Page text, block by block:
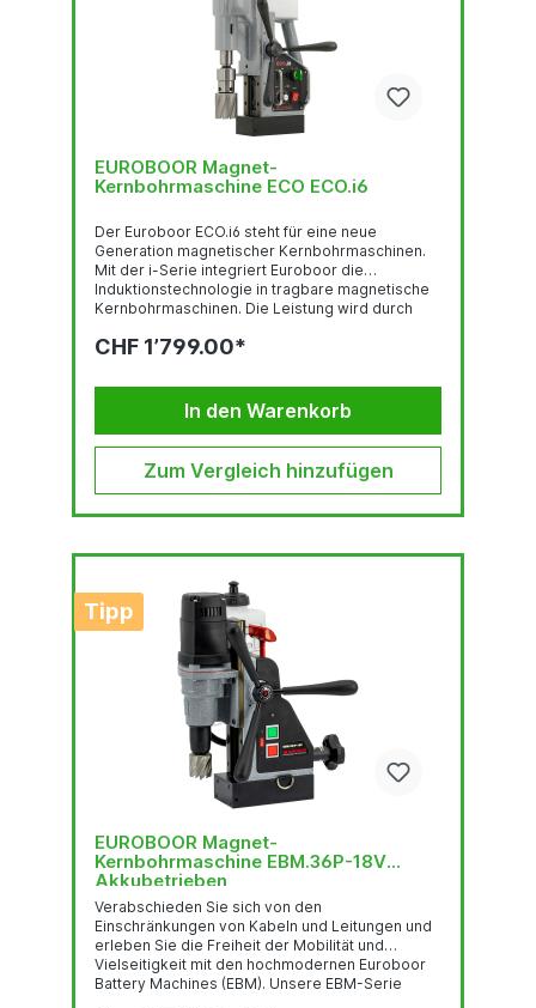
EUROBOOR Magnet-
Kernbohrmaschine ECO ECO.i6
Der Euroboor ECO.i6 steht für eine neue
Generation magnetischer Kernbohrmaschinen.
Mit der i-Serie integriert Euroboor die
Induktionstechnologie in tragbare magnetische
Kernbohrmaschinen. Die Leistung wird durch
direkten elektrischen Kontakt und ohne
und Erwärmung und ermöglicht einen
kontinuierlichen und zuverlässigen Einsatz unter
schwierigen Bedingungen.Beim ECO.i6 wird die
gesteuert. Motor, Getriebe, Digitalanzeige und
Drehzahlregelung bilden so ein integriertes...
CHF 1’799.00*
In den Warenkorb
Zum Vergleich hinzufügen
Tipp
EUROBOOR Magnet-
Kernbohrmaschine EBM.36P-18V
Akkubetrieben
Verabschieden Sie sich von den
Einschränkungen von Kabeln und Leitungen und
erleben Sie die Freiheit der Mobilität und
Vielseitigkeit mit den hochmodernen Euroboor
Battery Machines (EBM). Unsere EBM-Serie